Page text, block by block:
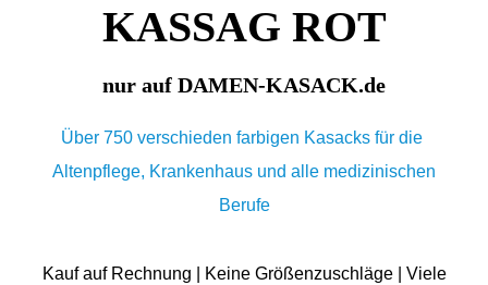
KASSAG ROT
nur auf DAMEN-KASACK.de
Über 750 verschieden farbigen Kasacks für die
Altenpflege, Krankenhaus und alle medizinischen
Berufe
Kauf auf Rechnung | Keine Größenzuschläge | Viele